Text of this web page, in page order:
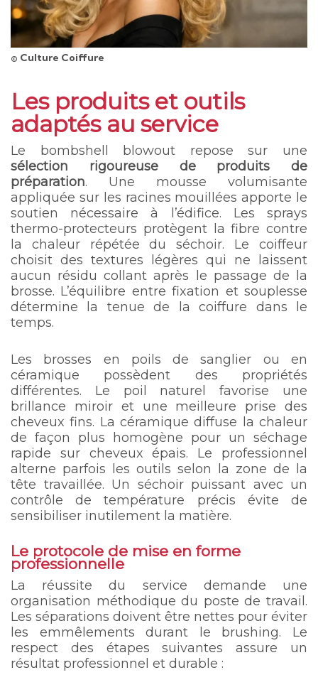
© Culture Coiffure
Les produits et outils
adaptés au service
Le bombshell blowout repose sur une
sélection rigoureuse de produits de
préparation. Une mousse volumisante
appliquée sur les racines mouillées apporte le
soutien nécessaire à l’édifice. Les sprays
thermo-protecteurs protègent la fibre contre
la chaleur répétée du séchoir. Le coiffeur
choisit des textures légères qui ne laissent
aucun résidu collant après le passage de la
brosse. L’équilibre entre fixation et souplesse
détermine la tenue de la coiffure dans le
temps.
Les brosses en poils de sanglier ou en
céramique possèdent des propriétés
différentes. Le poil naturel favorise une
brillance miroir et une meilleure prise des
cheveux fins. La céramique diffuse la chaleur
de façon plus homogène pour un séchage
rapide sur cheveux épais. Le professionnel
alterne parfois les outils selon la zone de la
tête travaillée. Un séchoir puissant avec un
contrôle de température précis évite de
sensibiliser inutilement la matière.
Le protocole de mise en forme
professionnelle
La réussite du service demande une
organisation méthodique du poste de travail.
Les séparations doivent être nettes pour éviter
les emmêlements durant le brushing. Le
respect des étapes suivantes assure un
résultat professionnel et durable :